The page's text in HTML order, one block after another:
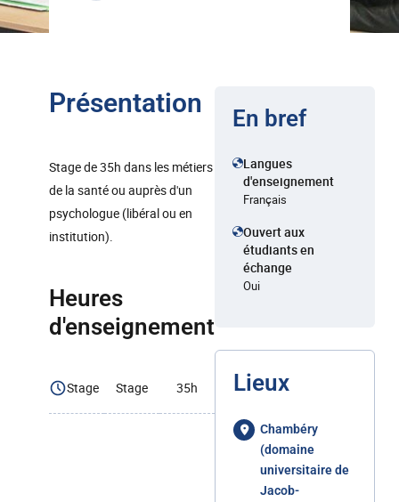
Présentation
Stage de 35h dans les métiers
de la santé ou auprès d'un
psychologue (libéral ou en
institution).
Heures
d'enseignement
Stage Stage 35h
En bref
Langues
d'enseignement
Français
Ouvert aux
étudiants en
échange
Oui
Lieux
Chambéry
(domaine
universitaire de
Jacob-